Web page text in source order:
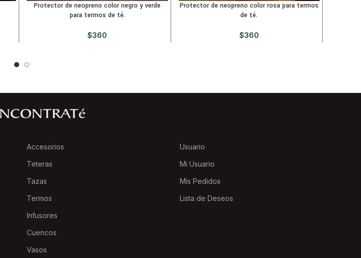
Protector de neopreno color negro y verde
para termos de té.
$360
Protector de neopreno color rosa para termos
de té.
$360
Accesorios
Teteras
Tazas
Termos
Infusores
Cuencos
Vasos
Usuario
Mi Usuario
Mis Pedidos
Lista de Deseos